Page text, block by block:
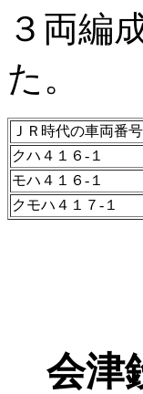
３両編
た。
ＪＲ時代の車両番号
クハ４１６-１
モハ４１６-１
クモハ４１７-１
会津